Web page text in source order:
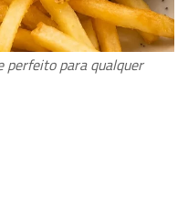
perfeito para qualquer